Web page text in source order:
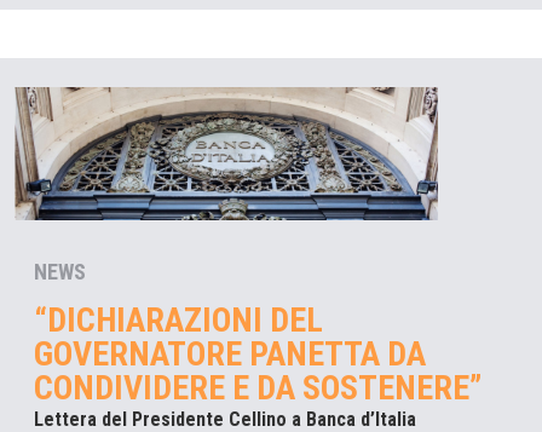
NEWS
“DICHIARAZIONI DEL
GOVERNATORE PANETTA DA
CONDIVIDERE E DA SOSTENERE”
Lettera del Presidente Cellino a Banca d’Italia